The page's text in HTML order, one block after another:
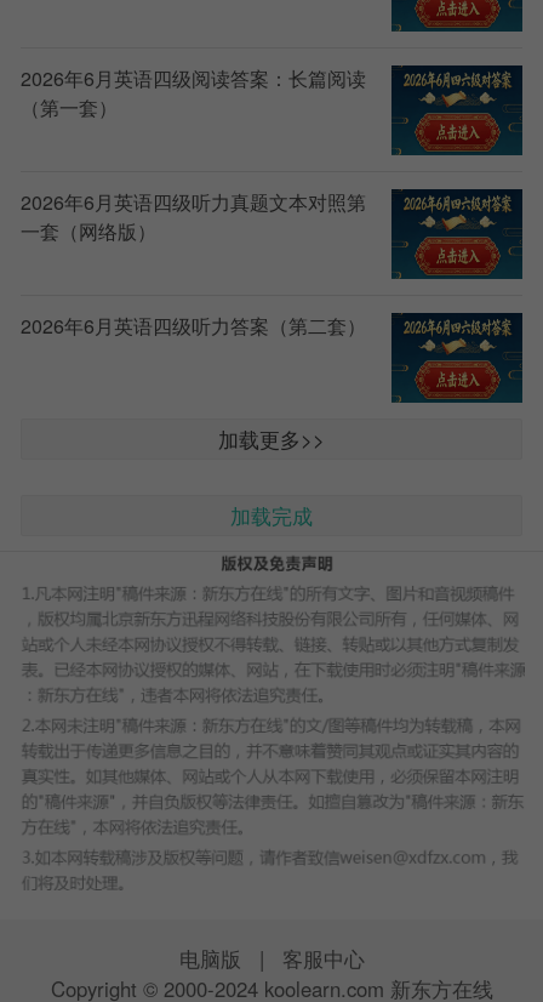
2026年6月英语四级阅读答案：长篇阅读
（第一套）
2026年6月英语四级听力真题文本对照第
一套（网络版）
2026年6月英语四级听力答案（第二套）
加载更多>>
加载完成
电脑版 |
客服中心
Copyright © 2000-2024 koolearn.com 新东方在线